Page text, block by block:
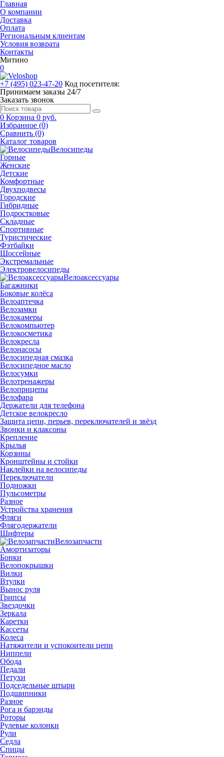
Главная
О компании
Доставка
Оплата
Региональным клиентам
Условия возврата
Контакты
Митино
0
+7 (495) 023-47-20 Код посетителя:
Принимаем заказы 24/7
Заказать звонок
0 Корзина 0 руб.
Избранное (0)
Сравнить (0)
Каталог товаров
Велосипеды
Горные
Женские
Детские
Комфортные
Двухподвесы
Городские
Гибридные
Подростковые
Складные
Спортивные
Туристические
Фэтбайки
Шоссейные
Экстремальные
Электровелосипеды
Велоаксессуары
Багажники
Боковые колёса
Велоаптечка
Велозамки
Велокамеры
Велокомпьютер
Велокосметика
Велокресла
Велонасосы
Велосипедная смазка
Велосипедное масло
Велосумки
Велотренажеры
Велоприцепы
Велофара
Держатели для телефона
Детское велокресло
Защита цепи, перьев, переключателей и звёзд
Звонки и клаксоны
Крепление
Крылья
Корзины
Кронштейны и стойки
Наклейки на велосипеды
Переключатели
Подножки
Пульсометры
Разное
Устройства хранения
Фляги
Флягодержатели
Шифтеры
Велозапчасти
Амортизаторы
Бонки
Велопокрышки
Вилки
Втулки
Вынос руля
Грипсы
Звездочки
Зеркала
Каретки
Кассеты
Колеса
Натяжители и успокоители цепи
Ниппели
Обода
Педали
Петухи
Подседельные штыри
Подшипники
Разное
Рога и барэнды
Роторы
Рулевые колонки
Рули
Седла
Спицы